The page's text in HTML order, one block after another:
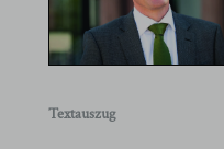
Textauszug